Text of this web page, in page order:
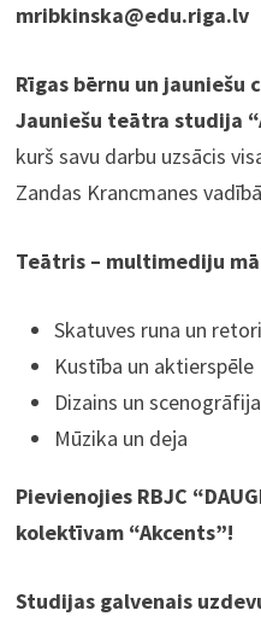
mribkinska@edu.riga.lv
Rīgas bērnu un jauniešu
Jauniešu teātra studija
kurš savu darbu uzsācis
Zandas Krancmanes
Teātris – multimediju
Skatuves runa un
Kustība un aktierspēle
Dizains un scenogrāfija
Mūzika un deja
Pievienojies RBJC
kolektīvam “Akcents”!
Studijas galvenais